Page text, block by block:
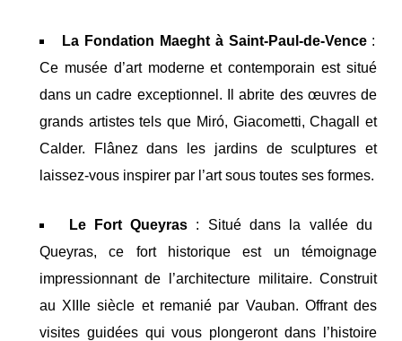
La Fondation Maeght à Saint-Paul-de-Vence:
Ce musée d’art moderne et contemporain est situé
dans un cadre exceptionnel. Il abrite des œuvres de
grands artistes tels que Miró, Giacometti, Chagall et
Calder. Flânez dans les jardins de sculptures et
laissez-vous inspirer par l’art sous toutes ses formes.
Le Fort Queyras : Situé dans la vallée du
Queyras, ce fort historique est un témoignage
impressionnant de l’architecture militaire. Construit
au XIIIe siècle et remanié par Vauban. Offrant des
visites guidées qui vous plongeront dans l’histoire